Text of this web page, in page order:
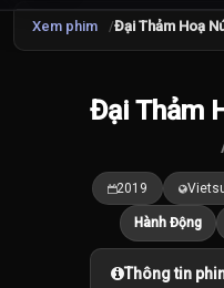
Xem phim Đại Thảm Hoạ
Đại Thảm
2019
Hành Động
Thông tin